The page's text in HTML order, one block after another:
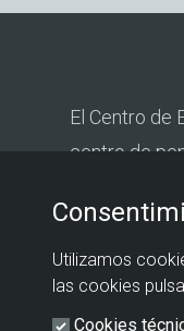
El Centro de
centro de
Fundación
Utilizamos
las cookies
Cookies